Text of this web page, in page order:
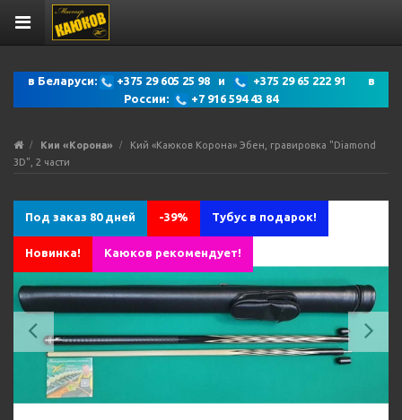
в Беларуси: +375 29 605 25 98 и
+375 29 65 222 91 в
России:
+7 916 594 43 84
Кии «Корона»
Кий «Каюков Корона» Эбен, гравировка "Diamond
3D", 2 части
Под заказ 80 дней -39% Тубус в подарок!
Новинка! Каюков рекомендует!
Previous